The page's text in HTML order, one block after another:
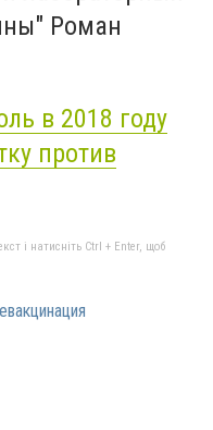
Роман
в 2018 году
против
і натисніть Ctrl + Enter, щоб